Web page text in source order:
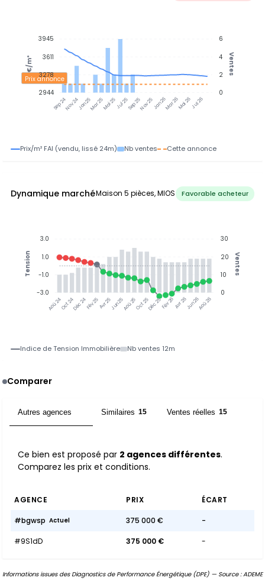
Sep 24Nov 24Jan 25Mar 25Mai 25Jul 25Sep 25Nov 25Jan 26Mar 26Mai 26Jul 26
Prix annonce
6
4
2
0
Ventes
3945
3611
3278
2944
€/m²
Prix/m² FAI (vendu, lissé 24m) Nb ventes Cette annonce
Dynamique marchéMaison 5 pièces, MIOS Favorable acheteur
Aoû 24Oct 24Déc 24Fév 25Avr 25Jun 25Aoû 25Oct 25Déc 25Fév 26Avr 26Jun 26Aoû 26
30
20
10
0
Ventes
3.0
1.0
-1.0
-3.0
Tension
Indice de Tension Immobilière Nb ventes 12m
Comparer
Autres agences Similaires 15 Ventes réelles 15
Ce bien est proposé par 2 agences différentes.
Comparez les prix et conditions.
AGENCE PRIX ÉCART
#bgwsp Actuel 375 000 € -
#9S1dD 375 000 € -
Informations issues des Diagnostics de Performance Énergétique (DPE) — Source : ADEME